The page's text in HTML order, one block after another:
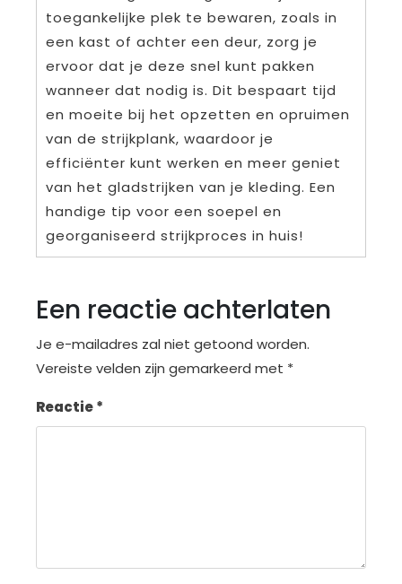
toegankelijke plek te bewaren, zoals in
een kast of achter een deur, zorg je
ervoor dat je deze snel kunt pakken
wanneer dat nodig is. Dit bespaart tijd
en moeite bij het opzetten en opruimen
van de strijkplank, waardoor je
efficiënter kunt werken en meer geniet
van het gladstrijken van je kleding. Een
handige tip voor een soepel en
georganiseerd strijkproces in huis!
Een reactie achterlaten
Je e-mailadres zal niet getoond worden.
Vereiste velden zijn gemarkeerd met *
Reactie*